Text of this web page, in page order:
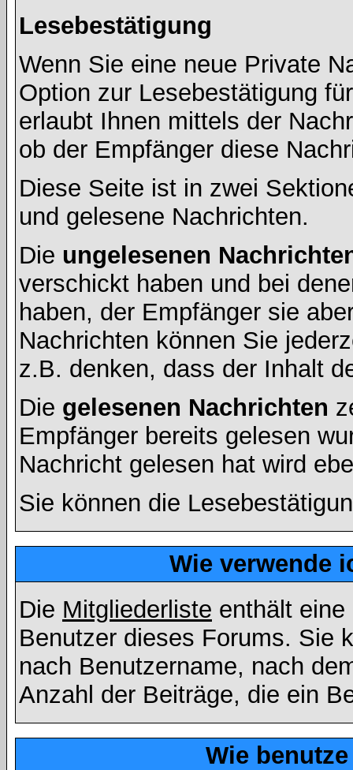
Lesebestätigung
Wenn Sie eine neue Private
Option zur Lesebestätigung
erlaubt Ihnen mittels der
ob der Empfänger diese
Diese Seite ist in zwei
und gelesene Nachrichten.
Die ungelesenen
verschickt haben und bei
haben, der Empfänger sie
Nachrichten können Sie
z.B. denken, dass der Inhalt
Die gelesenen Nachrichten
Empfänger bereits gelesen
Nachricht gelesen hat wird
Sie können die
Wie verwende
Die Mitgliederliste enthält
Benutzer dieses Forums. Sie
nach Benutzername, nach
Anzahl der Beiträge, die ein
Wie